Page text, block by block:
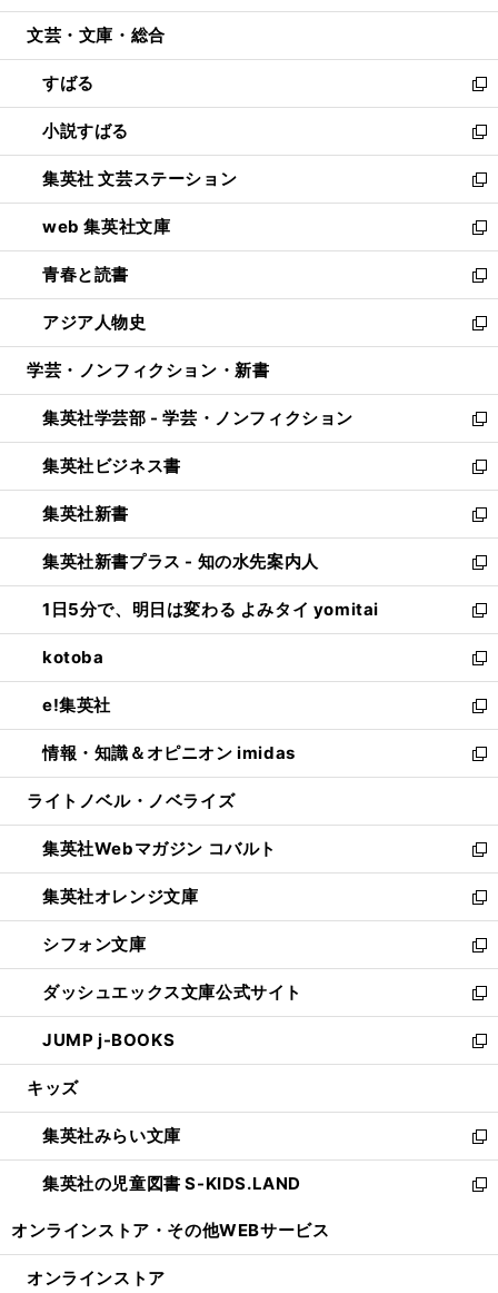
開
ウ
開
く
ン
ウ
で
開
く
ウ
ン
ド
ウ
で
開
く
文芸・文庫・総合
すばる
新
し
い
ウ
ィ
ン
ド
ウ
で
開
く
小説すばる
新
し
い
ウ
ィ
ン
ド
ウ
で
開
集英社 文芸ステーション
新
し
い
ウ
ィ
ン
ド
ウ
開
く
web 集英社文庫
新
し
い
ウ
ィ
ン
ウ
で
開
く
青春と読書
新
し
い
ウ
ン
ド
ウ
で
開
く
アジア人物史
新
し
ウ
ィ
ン
ド
ウ
で
開
く
学芸・ノンフィクション・新書
集英社学芸部 - 学芸・ノンフィクション
新
し
い
ウ
ィ
ン
ド
ウ
で
開
く
集英社ビジネス書
新
し
い
ウ
ィ
ン
ド
ウ
で
開
く
集英社新書
新
し
い
ウ
ィ
ン
ド
ウ
で
開
く
集英社新書プラス - 知の水先案内人
新
し
い
ウ
ィ
ン
ド
ウ
で
開
1日5分で、明日は変わる よみタイ yomitai
新
し
い
ウ
ィ
ン
ド
ウ
開
く
kotoba
新
し
い
ウ
ィ
ン
ウ
で
開
く
e!集英社
新
し
い
ウ
ン
ド
ウ
で
開
く
情報・知識＆オピニオン imidas
新
し
ウ
ィ
ン
ド
ウ
で
開
く
ライトノベル・ノベライズ
集英社Webマガジン コバルト
新
し
い
ウ
ィ
ン
ド
ウ
で
開
集英社オレンジ文庫
新
し
い
ウ
ィ
ン
ド
ウ
開
く
シフォン文庫
新
し
い
ウ
ィ
ン
ウ
で
開
く
ダッシュエックス文庫公式サイト
新
し
い
ウ
ン
ド
ウ
で
JUMP j-BOOKS
新
し
ウ
ィ
ン
ド
開
キッズ
集英社みらい文庫
新
し
い
ン
集英社の児童図書 S-KIDS.LAND
新
ウ
オンラインストア・ その他WEBサービス
オンラインストア